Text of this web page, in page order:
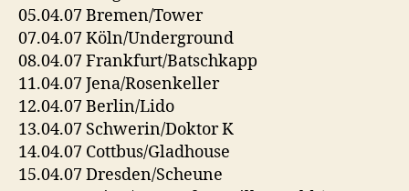
05.04.07 Bremen/Tower
07.04.07 Köln/Underground
08.04.07 Frankfurt/Batschkapp
11.04.07 Jena/Rosenkeller
12.04.07 Berlin/Lido
13.04.07 Schwerin/Doktor K
14.04.07 Cottbus/Gladhouse
15.04.07 Dresden/Scheune